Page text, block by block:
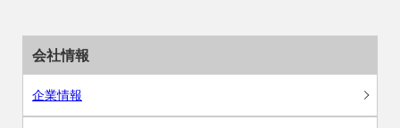
会社情報
企業情報